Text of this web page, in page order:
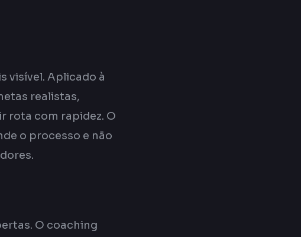
visível. Aplicado à
realistas,
rota com rapidez. O
o processo e não
O coaching